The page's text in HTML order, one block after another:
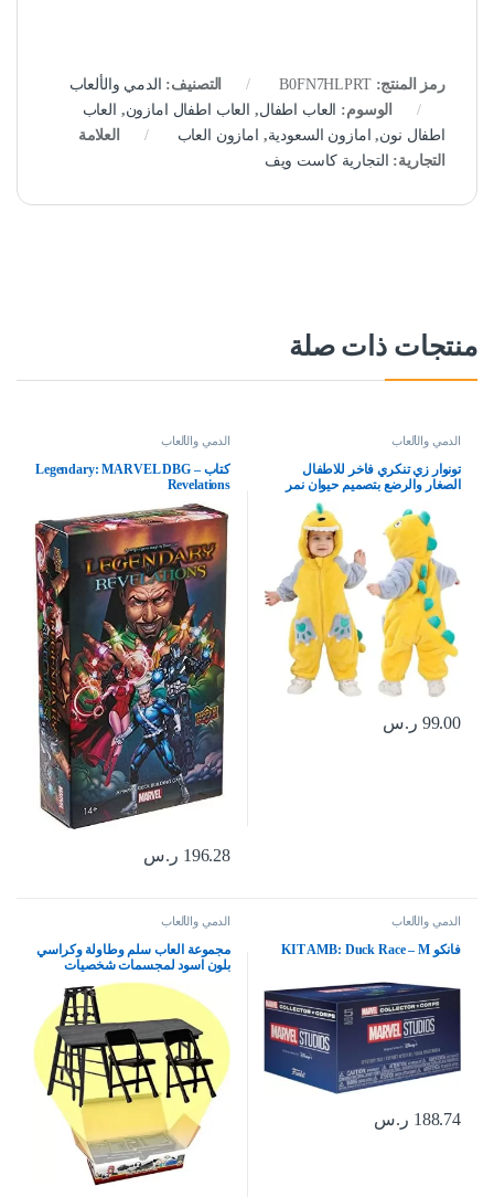
رمز المنتج:B0FN7HLPRT التصنيف: الدمي والألعاب
الوسوم: العاب اطفال, العاب اطفال امازون, العاب
اطفال نون, امازون السعودية, امازون العاب
العلامة
التجارية: التجارية كاست ويف
منتجات ذات صلة
الدمي والألعاب
تونوار زي تنكري فاخر للاطفال
الصغار والرضع بتصميم حيوان نمر
سنوات)، فلانيل
99.00 ر.س
الدمي والألعاب
كتاب Legendary: MARVEL DBG –
Revelations
196.28 ر.س
الدمي والألعاب
فانكو KIT AMB: Duck Race – M
188.74 ر.س
الدمي والألعاب
مجموعة العاب سلم وطاولة وكراسي
بلون اسود لمجسمات شخصيات
المصارعة دبليو دبليو اي